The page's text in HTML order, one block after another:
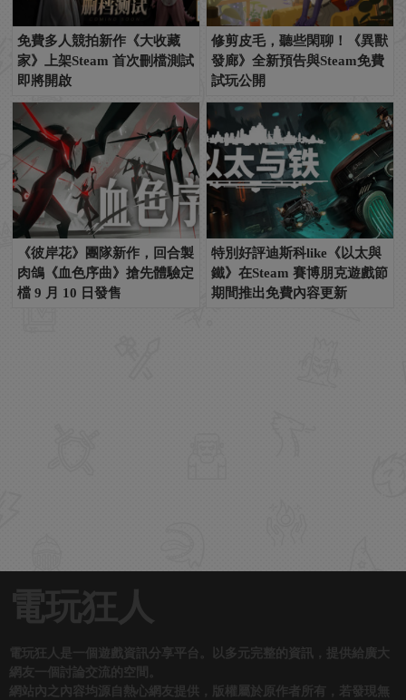
免費多人競拍新作《大收藏
家》上架Steam 首次刪檔測試
即將開啟
修剪皮毛，聽些閑聊！《異獸
發廊》全新預告與Steam免費
試玩公開
《彼岸花》團隊新作，回合製
肉鴿《血色序曲》搶先體驗定
檔 9 月 10 日發售
特別好評迪斯科like《以太與
鐵》在Steam 賽博朋克遊戲節
期間推出免費內容更新
電玩狂人
電玩狂人是一個遊戲資訊分享平台。以多元完整的資訊，提供給廣大
網友一個討論交流的空間。
網站內之內容均源自熱心網友提供，版權屬於原作者所有，若發現無